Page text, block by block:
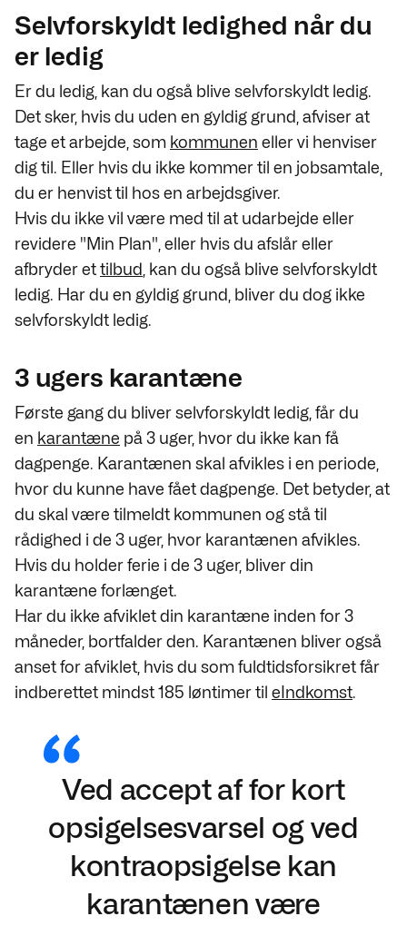
Selvforskyldt ledighed når du
er ledig
Er du ledig, kan du også blive selvforskyldt ledig.
Det sker, hvis du uden en gyldig grund, afviser at
tage et arbejde, som kommunen eller vi henviser
dig til. Eller hvis du ikke kommer til en jobsamtale,
du er henvist til hos en arbejdsgiver.
Hvis du ikke vil være med til at udarbejde eller
revidere "Min Plan", eller hvis du afslår eller
afbryder ettilbud , kan du også blive selvforskyldt
ledig. Har du en gyldig grund, bliver du dog ikke
selvforskyldt ledig.
3 ugers karantæne
Første gang du bliver selvforskyldt ledig, får du
en karantæne på 3 uger, hvor du ikke kan få
dagpenge. Karantænen skal afvikles i en periode,
hvor du kunne have fået dagpenge. Det betyder, at
du skal være tilmeldt kommunen og stå til
rådighed i de 3 uger, hvor karantænen afvikles.
Hvis du holder ferie i de 3 uger, bliver din
karantæne forlænget.
Har du ikke afviklet din karantæne inden for 3
måneder, bortfalder den. Karantænen bliver også
anset for afviklet, hvis du som fuldtidsforsikret får
indberettet mindst 185 løntimer til eIndkomst.
Ved accept af for kort
opsigelsesvarsel og ved
kontraopsigelse kan
karantænen være